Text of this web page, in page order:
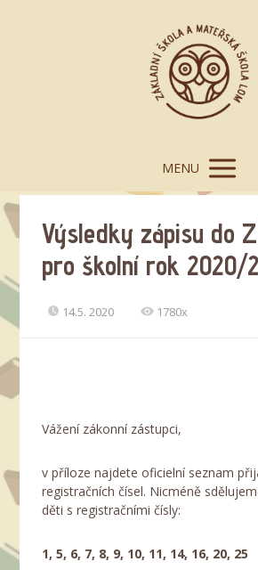
MENU
Výsledky zápisu do
pro školní rok 2020/
14.5. 2020 1780x
Vážení zákonní zástupci,
v příloze najdete oficielní seznam
registračních čísel. Nicméně
děti s registračními čísly:
1, 5, 6, 7, 8, 9, 10, 11, 14, 16, 20, 25